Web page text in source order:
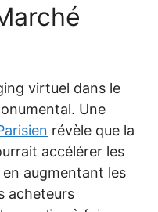
virtuel dans le
Une
révèle que la
accélérer les
augmentant les
acheteurs